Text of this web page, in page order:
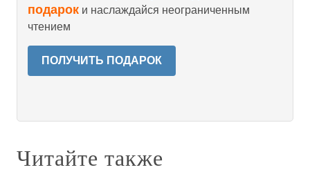
подарок и наслаждайся неограниченным
чтением
ПОЛУЧИТЬ ПОДАРОК
Читайте также